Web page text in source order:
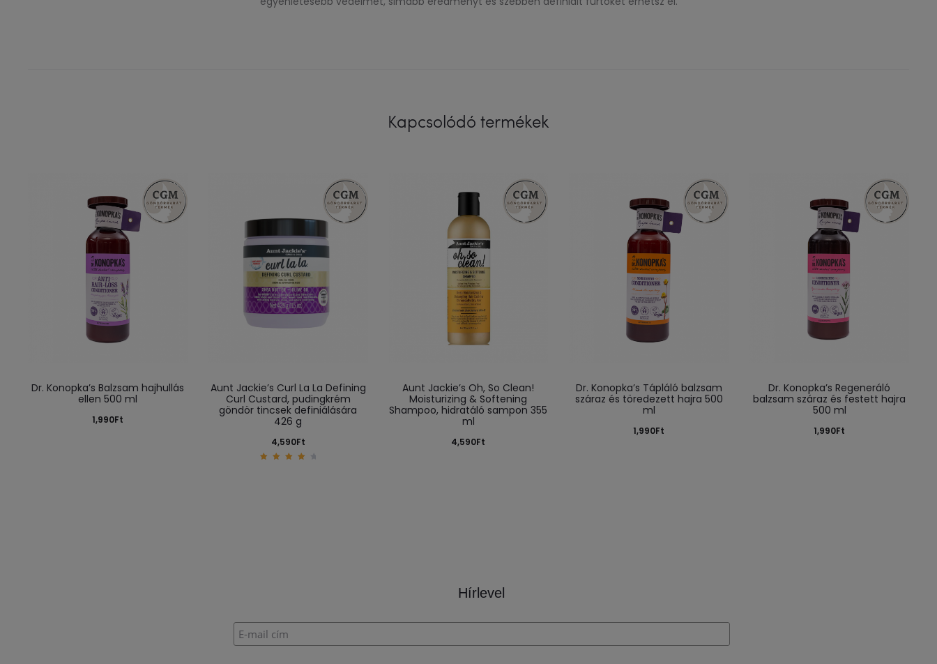
Kapcsolódó termékek
Dr. Konopka’s Balzsam hajhullás
ellen 500 ml
1,990Ft
Aunt Jackie’s Curl La La Defining
Curl Custard, pudingkrém
göndör tincsek definiálására
426 g
4,590Ft
Aunt Jackie’s Oh, So Clean!
Moisturizing & Softening
Shampoo, hidratáló sampon 355
ml
4,590Ft
Dr. Konopka’s Tápláló balzsam
száraz és töredezett hajra 500
ml
1,990Ft
Dr. Konopka’s Regeneráló
balzsam száraz és festett hajra
500 ml
1,990Ft
Hírlevel